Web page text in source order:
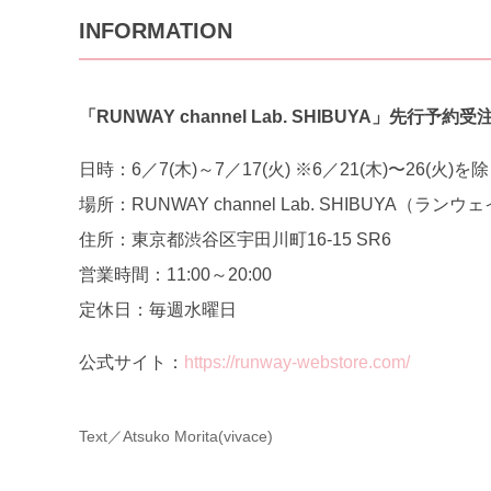
INFORMATION
「RUNWAY channel Lab. SHIBUYA 」先行予約受
日時：6／7(木)～7／17(火) ※6／21(木)〜26(火)を除
場所：RUNWAY channel Lab. SHIBUYA（ランウェ
住所：東京都渋谷区宇田川町16-15 SR6
営業時間：11:00～20:00
定休日：毎週水曜日
公式サイト： https://runway-webstore.com/
Text／Atsuko Morita(vivace)